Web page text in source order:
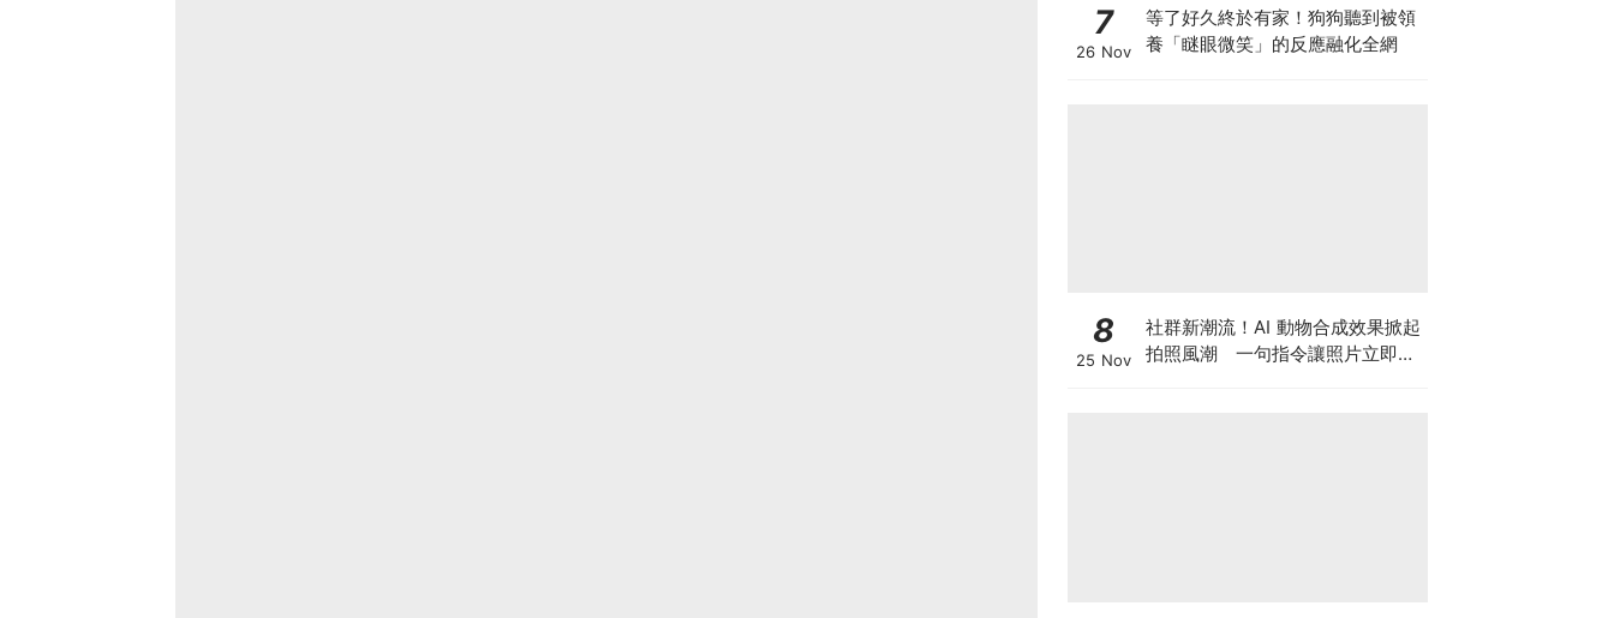
7
26 Nov
等了好久終於有家！狗狗聽到被領
養「瞇眼微笑」的反應融化全網
8
25 Nov
社群新潮流！AI 動物合成效果掀起
拍照風潮 一句指令讓照片立即升